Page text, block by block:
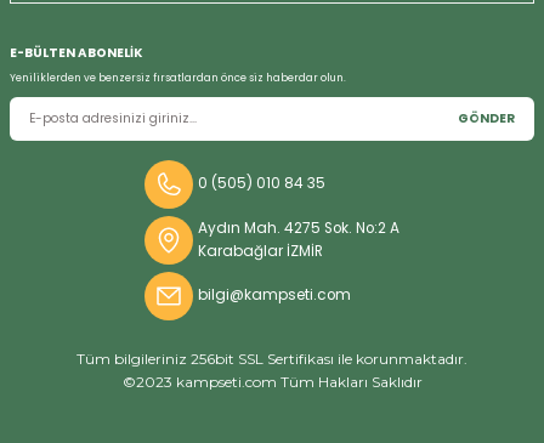
E-BÜLTEN ABONELİK
Yeniliklerden ve benzersiz fırsatlardan önce siz haberdar olun.
GÖNDER
0 (505) 010 84 35
Aydın Mah. 4275 Sok. No:2 A
Karabağlar İZMİR
bilgi@kampseti.com
Tüm bilgileriniz 256bit SSL Sertifikası ile korunmaktadır.
©2023 kampseti.com Tüm Hakları Saklıdır
Bizi Arayın